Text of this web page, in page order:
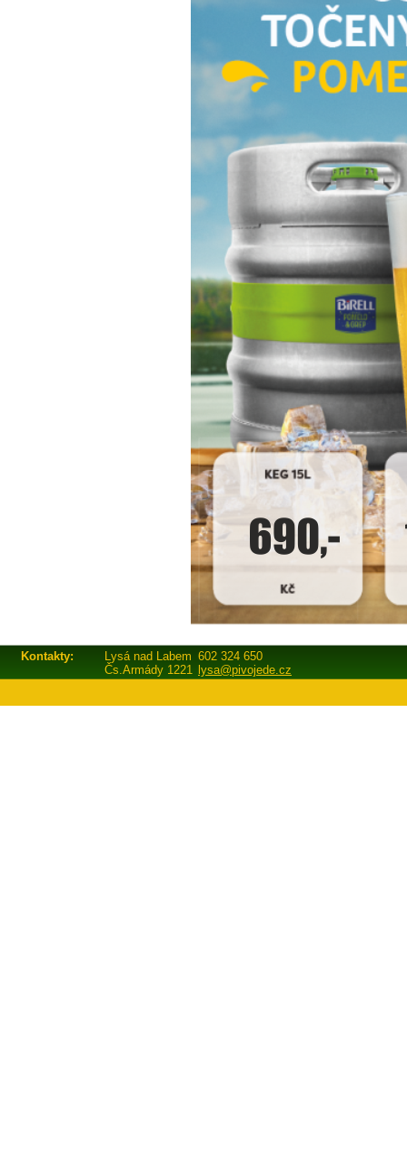
Kontakty: Lysá nad Labem 602 324 650
Čs.Armády 1221 lysa@pivojede.cz